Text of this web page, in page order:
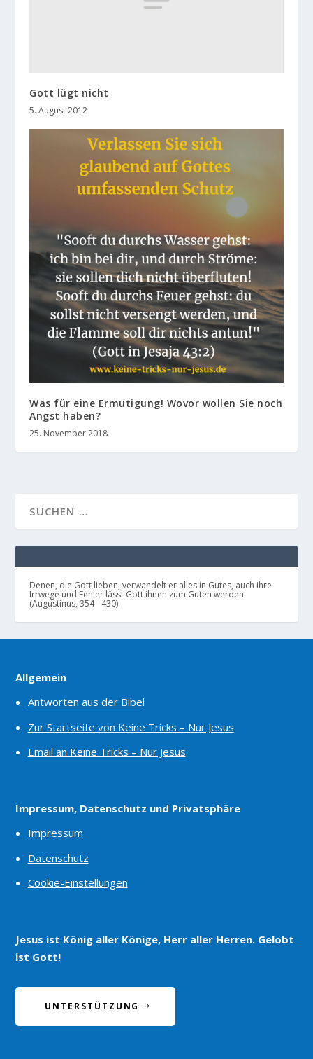
Gott lügt nicht
5. August 2012
Was für eine Ermutigung! Wovor wollen Sie noch
Angst haben?
25. November 2018
Denen, die Gott lieben, verwandelt er alles in Gutes, auch ihre
Irrwege und Fehler lässt Gott ihnen zum Guten werden.
(Augustinus, 354 - 430)
Allgemein
Antworten aus der Bibel
Zur Startseite von Keine Tricks – Nur Jesus
Email an Keine Tricks – Nur Jesus
Impressum, Datenschutz und Privatsphäre
Impressum
Datenschutz
Cookie-Einstellungen
Jesus ist König aller Könige, Herr aller Herren. Gelobt
ist Gott!
UNTERSTÜTZUNG